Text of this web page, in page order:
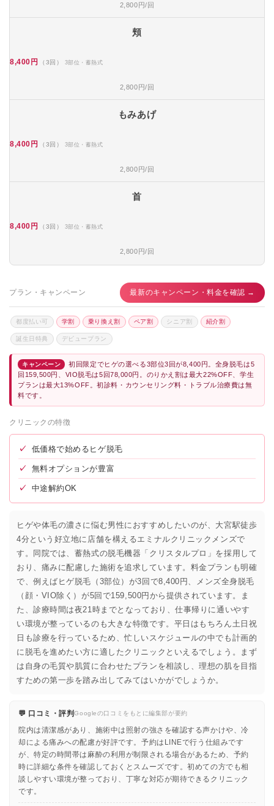
2,800円/回
頬
8,400円 （3回） 3部位・蓄熱式
2,800円/回
もみあげ
8,400円 （3回） 3部位・蓄熱式
2,800円/回
首
8,400円 （3回） 3部位・蓄熱式
2,800円/回
プラン・キャンペーン 最新のキャンペーン・料金を確認 →
都度払い可 学割 乗り換え割 ペア割 シニア割 紹介割
誕生日特典 デビュープラン
キャンペーン
初回限定でヒゲの選べる3部位3回が8,400円。全身脱毛は5
回159,500円、VIO脱毛は5回78,000円。のりかえ割は最大22%OFF、学生
プランは最大13%OFF。初診料・カウンセリング料・トラブル治療費は無
料です。
クリニックの特徴
✓ 低価格で始めるヒゲ脱毛
✓ 無料オプションが豊富
✓ 中途解約OK
ヒゲや体毛の濃さに悩む男性におすすめしたいのが、大宮駅徒歩
4分という好立地に店舗を構えるエミナルクリニックメンズで
す。同院では、蓄熱式の脱毛機器「クリスタルプロ」を採用して
おり、痛みに配慮した施術を追求しています。料金プランも明確
で、例えばヒゲ脱毛（3部位）が3回で8,400円、メンズ全身脱毛
（顔・VIO除く）が5回で159,500円から提供されています。ま
た、診療時間は夜21時までとなっており、仕事帰りに通いやす
い環境が整っているのも大きな特徴です。平日はもちろん土日祝
日も診療を行っているため、忙しいスケジュールの中でも計画的
に脱毛を進めたい方に適したクリニックといえるでしょう。まず
は自身の毛質や肌質に合わせたプランを相談し、理想の肌を目指
すための第一歩を踏み出してみてはいかがでしょうか。
💬 口コミ・評判Googleの口コミをもとに編集部が要約
院内は清潔感があり、施術中は照射の強さを確認する声かけや、冷
却による痛みへの配慮が好評です。予約はLINEで行う仕組みです
が、特定の時間帯は麻酔の利用が制限される場合があるため、予約
時に詳細な条件を確認しておくとスムーズです。初めての方でも相
談しやすい環境が整っており、丁寧な対応が期待できるクリニック
です。